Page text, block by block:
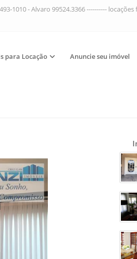
1010 - Alvaro 99524.3366 ----------
para Locação Anuncie seu imóvel